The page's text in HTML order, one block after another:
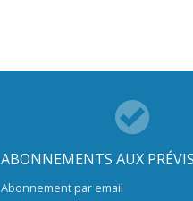
ABONNEMENTS AUX
Abonnement par email